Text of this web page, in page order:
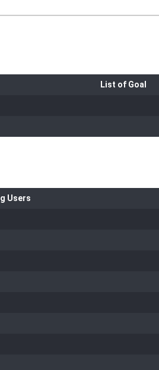
け･*.ﾟ☆ 普通のコメント
アバターがいるところには表示されま
List of Goal
Users